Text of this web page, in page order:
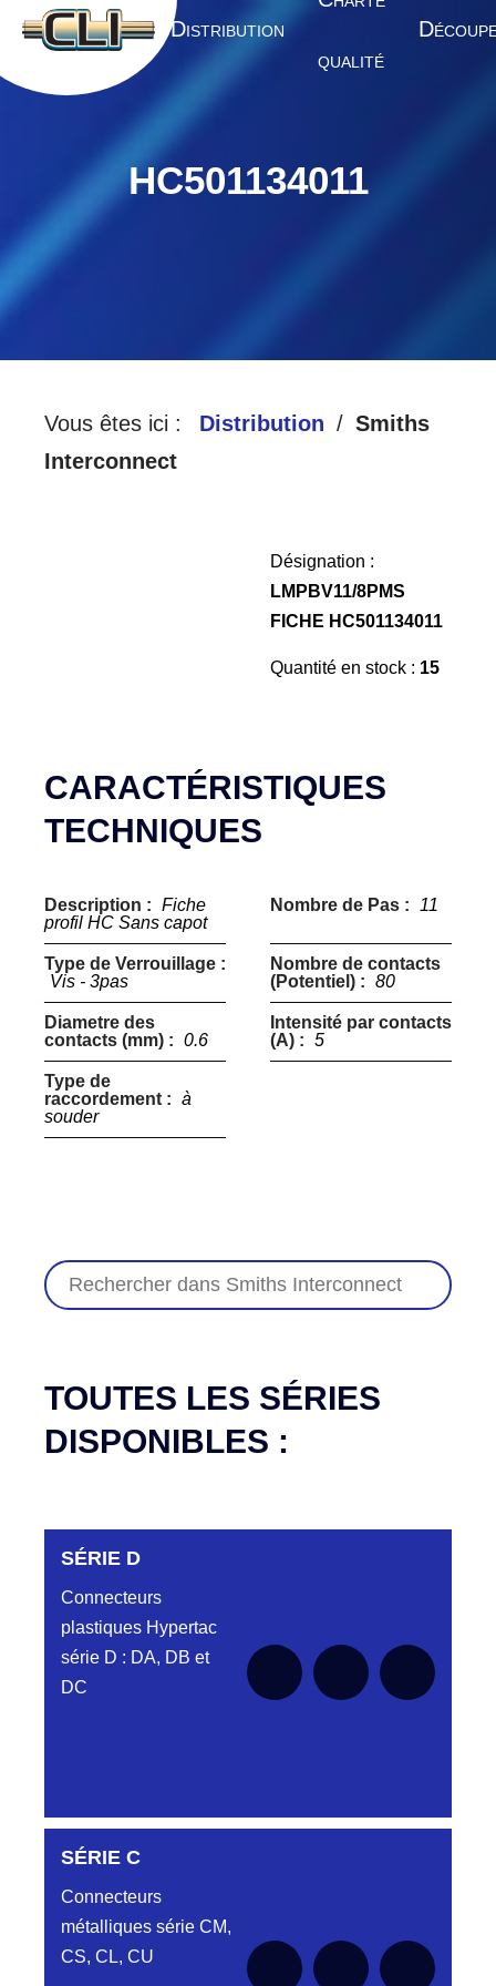
A CCUEIL DISTRIBUTION
QUALITÉ
D
HC501134011
Vous êtes ici : Distribution
Smiths
Interconnect
Désignation :
LMPBV11/8PMS
FICHE HC501134011
Quantité en stock : 15
CARACTÉRISTIQUES
TECHNIQUES
Description : Fiche
profil HC Sans capot
Nombre de Pas : 11
Type de Verrouillage :
Vis - 3pas
Nombre de contacts
(Potentiel) : 80
Diametre des
contacts (mm) : 0.6
Intensité par contacts
(A) : 5
Type de
raccordement : à
souder
TOUTES LES SÉRIES
DISPONIBLES :
SÉRIE D
Connecteurs
plastiques Hypertac
série D : DA, DB et
DC
DC6122340N
D03EC612MT CONNECTEUR NOIR
DC6122340O
CONNECTEUR ORANGE DC612 23 40O
SÉRIE C
Connecteurs
métalliques série CM,
CS, CL, CU